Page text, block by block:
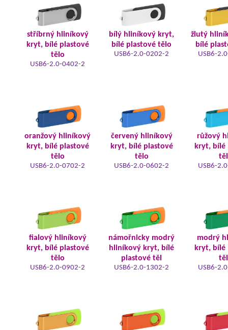
stříbrný hliníkový
kryt, bílé plastové
tělo
USB6-2.0-0402-2
bílý hliníkový kryt,
bílé plastové tělo
USB6-2.0-0202-2
žlutý
bílé
USB6-
oranžový hliníkový
kryt, bílé plastové
tělo
USB6-2.0-0702-2
červený hliníkový
kryt, bílé plastové
tělo
USB6-2.0-0602-2
růžový
kryt, bílé
USB6-
fialový hliníkový
kryt, bílé plastové
tělo
USB6-2.0-0902-2
námořnicky modrý
hliníkový kryt, bílé
plastové těl
USB6-2.0-1302-2
modrý
kryt, bílé
USB6-